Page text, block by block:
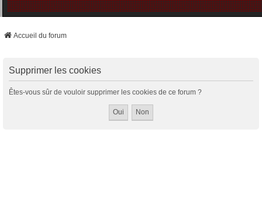
Accueil du forum
Supprimer les cookies
Êtes-vous sûr de vouloir supprimer les cookies de ce forum ?